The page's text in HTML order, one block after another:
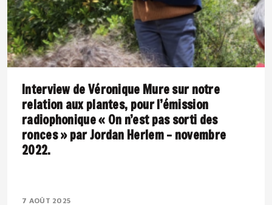
Interview de Véronique Mure sur notre
relation aux plantes, pour l’émission
radiophonique « On n’est pas sorti des
ronces » par Jordan Herlem – novembre
2022.
ingénieure en agronomie tropicale. Passionnée par la
7 AOÛT 2025